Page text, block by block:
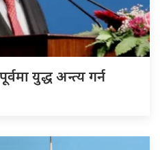
युद्ध अन्त्य गर्न